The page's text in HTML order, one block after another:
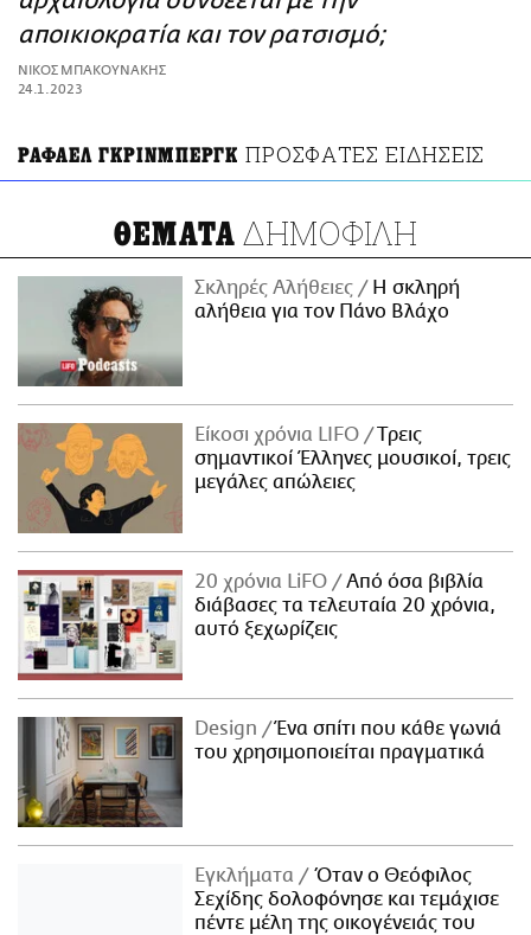
ΑΜΠΑ
PRINT
αποικιοκρατία και τον ρατσισμό;
ΝΙΚΟΣ ΜΠΑΚΟΥΝΑΚΗΣ
24.1.2023
ΡΑΦΑΕΛ ΓΚΡΙΝΜΠΕΡΓΚ ΠΡΟΣΦΑΤΕΣ ΕΙΔΗΣΕΙΣ
ΘΕΜΑΤΑ ΔΗΜΟΦΙΛΗ
Σκληρές Αλήθειες
H σκληρή
αλήθεια για τον Πάνο Βλάχο
Είκοσι χρόνια LIFO
Tρεις
σημαντικοί Έλληνες μουσικοί, τρεις
μεγάλες απώλειες
20 χρόνια LiFO
Από όσα βιβλία
διάβασες τα τελευταία 20 χρόνια,
αυτό ξεχωρίζεις
Design
Ένα σπίτι που κάθε γωνιά
του χρησιμοποιείται πραγματικά
Εγκλήματα
Όταν ο Θεόφιλος
Σεχίδης δολοφόνησε και τεμάχισε
πέντε μέλη της οικογένειάς του